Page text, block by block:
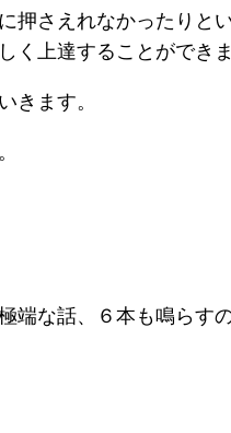
さえれなかったりと
上達することができま
きます。
な話、６本も鳴らす